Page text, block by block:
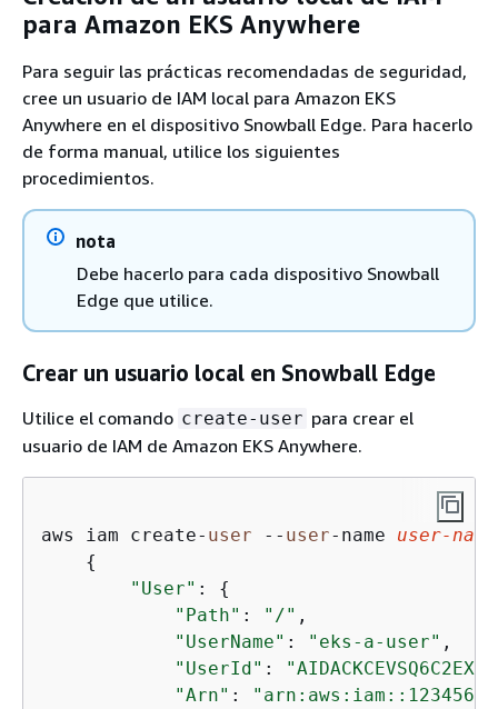
para Amazon EKS Anywhere
Para seguir las prácticas recomendadas de seguridad,
cree un usuario de IAM local para Amazon EKS
Anywhere en el dispositivo Snowball Edge. Para hacerlo
de forma manual, utilice los siguientes
procedimientos.
nota
Debe hacerlo para cada dispositivo Snowball
Edge que utilice.
Crear un usuario local en Snowball Edge
Utilice el comando create-user para crear el
usuario de IAM de Amazon EKS Anywhere.
aws iam create- user -- user-name user-name
{
"User" : {
"Path" : "/" ,
"UserName" : "eks-a-user" ,
"UserId" :
"Arn" :